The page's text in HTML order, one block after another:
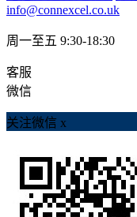
info@connexcel.co.uk
周一至五 9:30-18:30
客服
微信
关注微信 x